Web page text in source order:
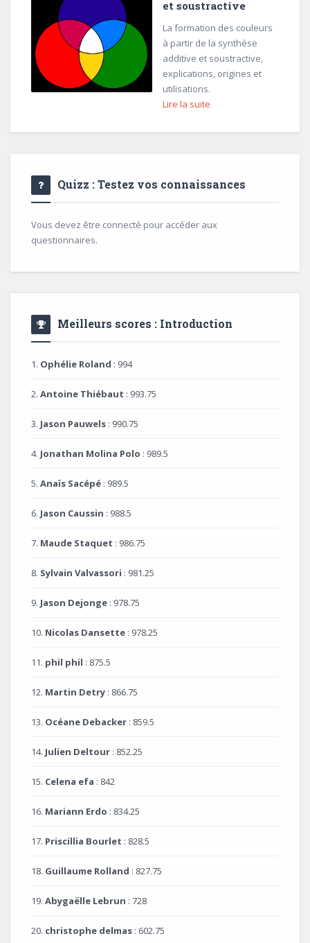
et soustractive
La formation des couleurs
à partir de la synthèse
additive et soustractive,
explications, origines et
utilisations.
Lire la suite
Quizz : Testez vos connaissances
Vous devez être connecté pour accéder aux
questionnaires.
Meilleurs scores : Introduction
1. Ophélie Roland : 994
2. Antoine Thiébaut : 993.75
3. Jason Pauwels : 990.75
4. Jonathan Molina Polo : 989.5
5. Anaïs Sacépé : 989.5
6. Jason Caussin : 988.5
7. Maude Staquet : 986.75
8. Sylvain Valvassori : 981.25
9. Jason Dejonge : 978.75
10. Nicolas Dansette : 978.25
11. phil phil : 875.5
12. Martin Detry : 866.75
13. Océane Debacker : 859.5
14. Julien Deltour : 852.25
15. Celena efa : 842
16. Mariann Erdo : 834.25
17. Priscillia Bourlet : 828.5
18. Guillaume Rolland : 827.75
19. Abygaëlle Lebrun : 728
20. christophe delmas : 602.75